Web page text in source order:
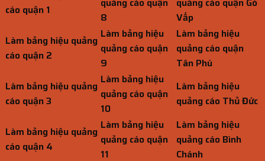
cáo quận 1
8
Vấp
Làm bảng hiệu quảng
cáo quận 2
Làm bảng hiệu
quảng cáo quận
9
Làm bảng hiệu
quảng cáo quận
Tân Phú
Làm bảng hiệu quảng
cáo quận 3
Làm bảng hiệu
quảng cáo quận
10
Làm bảng hiệu
quảng cáo Thủ Đức
Làm bảng hiệu quảng
cáo quận 4
Làm bảng hiệu
quảng cáo quận
11
Làm bảng hiệu
quảng cáo Bình
Chánh